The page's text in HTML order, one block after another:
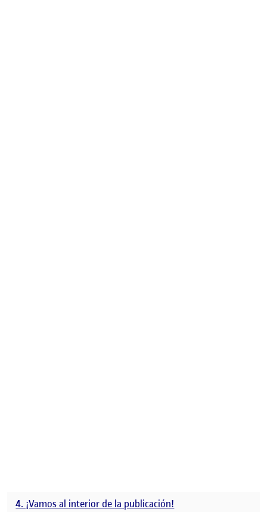
4. ¡Vamos al interior de la publicación!